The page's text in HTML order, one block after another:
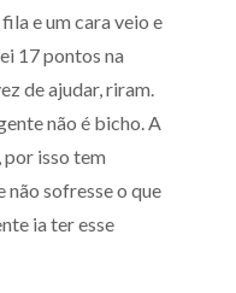
e um cara veio e
17 pontos na
de ajudar, riram.
não é bicho. A
por isso tem
não sofresse o que
ia ter esse